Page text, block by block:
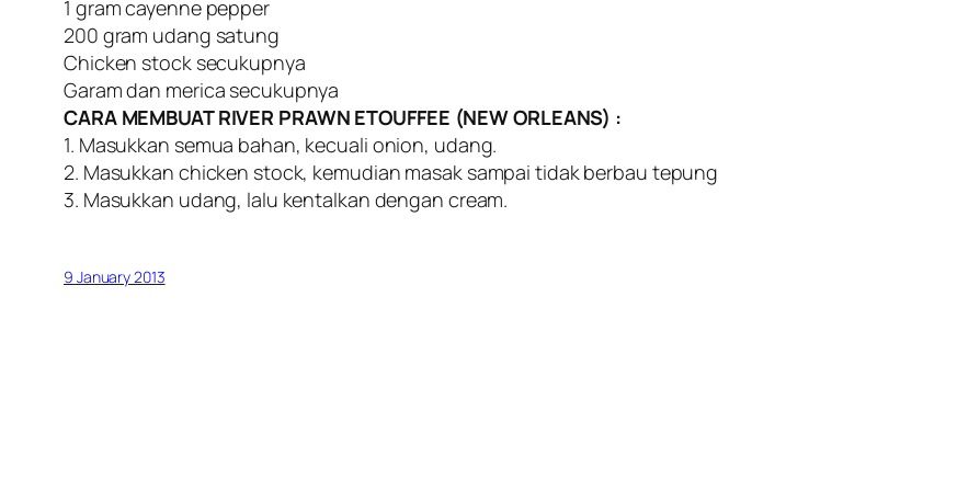
1 gram cayenne pepper
200 gram udang satung
Chicken stock secukupnya
Garam dan merica secukupnya
CARA MEMBUAT RIVER PRAWN ETOUFFEE (NEW ORLEANS) :
1. Masukkan semua bahan, kecuali onion, udang.
2. Masukkan chicken stock, kemudian masak sampai tidak berbau tepung
3. Masukkan udang, lalu kentalkan dengan cream.
9 January 2013